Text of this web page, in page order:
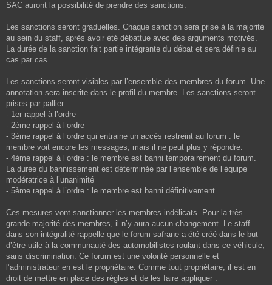
SAC auront la possibilité de prendre des sanctions.
Les sanctions seront graduelles. Chaque sanction sera prise à la majorité
au sein du staff, après avoir été débattue avec des arguments motivés.
La durée de la sanction fait partie intégrante du débat et sera définie au
cas par cas.
Les sanctions seront visibles par l’ensemble des membres du forum. Une
annotation sera inscrite dans le profil du membre. Les sanctions seront
prises par pallier :
- 1er rappel à l’ordre
- 2ème rappel à l’ordre
- 3ème rappel à l’ordre qui entraine un accès restreint au forum : le
membre voit encore les messages, mais il ne peut plus y répondre.
- 4ème rappel à l’ordre : le membre est banni temporairement du forum.
La durée du bannissement est déterminée par l’ensemble de l’équipe
modératrice à l’unanimité
- 5ème rappel à l’ordre : le membre est banni définitivement.
Ces mesures vont sanctionner les membres indélicats. Pour la très
grande majorité des membres, il n’y aura aucun changement. Le staff
dans son intégralité rappelle que le forum safrane a été créé dans le but
d’être utile à la communauté des automobilistes roulant dans ce véhicule,
sans discrimination. Ce forum est une volonté personnelle et
l’administrateur en est le propriétaire. Comme tout propriétaire, il est en
droit de mettre en place des règles et de les faire appliquer .